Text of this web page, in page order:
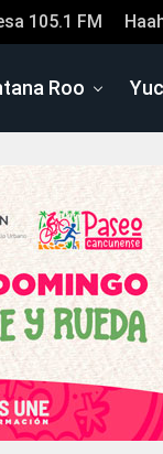
105.1 FM
Roo